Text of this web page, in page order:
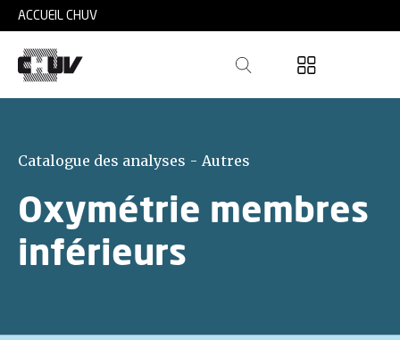
Skip to main content
ACCUEIL CHUV
Catalogue des analyses - Autres
Oxymétrie membres
inférieurs